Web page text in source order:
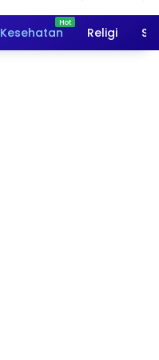
Kesehatan Religi